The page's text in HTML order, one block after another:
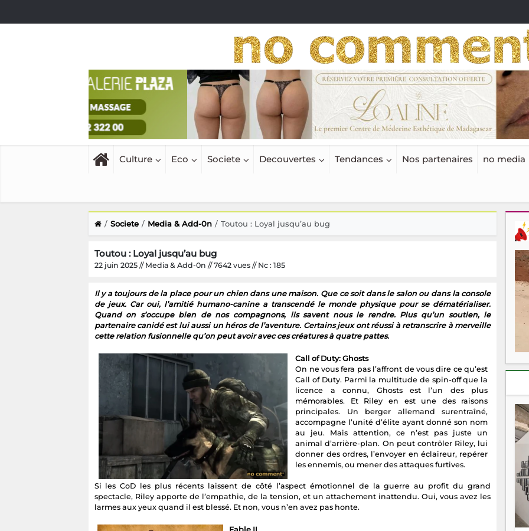
Culture Eco Societe Decouvertes Tendances Nos partenaires no media
Societe Media & Add-0n Toutou : Loyal jusqu’au bug
Toutou : Loyal jusqu’au bug
22 juin 2025 // Media & Add-0n // 7642 vues // Nc : 185
Il y a toujours de la place pour un chien dans une maison. Que ce soit dans le salon ou dans la console
de jeux. Car oui, l’amitié humano-canine a transcendé le monde physique pour se dématérialiser.
Quand on s’occupe bien de nos compagnons, ils savent nous le rendre. Plus qu’un soutien, le
partenaire canidé est lui aussi un héros de l’aventure. Certains jeux ont réussi à retranscrire à merveille
cette relation fusionnelle qu’on peut avoir avec ces créatures à quatre pattes.
Call of Duty: Ghosts
On ne vous fera pas l’affront de vous dire ce qu’est
Call of Duty. Parmi la multitude de spin-off que la
licence a connu, Ghosts est l’un des plus
mémorables. Et Riley en est une des raisons
principales. Un berger allemand surentraîné,
accompagne l’unité d’élite ayant donné son nom
au jeu. Mais attention, ce n’est pas juste un
animal d’arrière-plan. On peut contrôler Riley, lui
donner des ordres, l’envoyer en éclaireur, repérer
les ennemis, ou mener des attaques furtives.
Si les CoD les plus récents laissent de côté l’aspect émotionnel de la guerre au profit du grand
spectacle, Riley apporte de l’empathie, de la tension, et un attachement inattendu. Oui, vous avez les
larmes aux yeux quand il est blessé. Et non, vous n’en avez pas honte.